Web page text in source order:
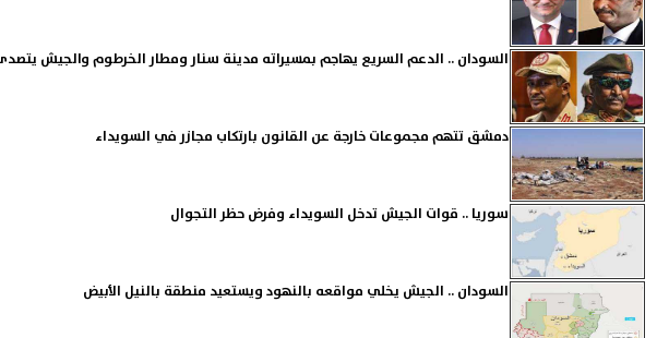
السودان .. الدعم السريع يهاجم بمسيراته مدينة سنار ومطار الخرطوم والجيش
دمشق تتهم مجموعات خارجة عن القانون بارتكاب مجازر في السويداء
سوريا .. قوات الجيش تدخل السويداء وفرض حظر التجوال
السودان .. الجيش يخلي مواقعه بالنهود ويستعيد منطقة بالنيل الأبيض